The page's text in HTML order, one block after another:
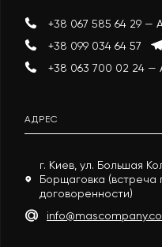
+38 067 585 64 29 —
+38 099 034 64 57
+38 063 700 02 24 —
АДРЕС
г. Киев, ул. Большая
Борщаговка (встреча
договоренности)